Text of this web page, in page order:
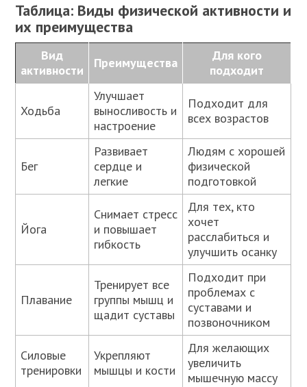
Таблица: Виды физической активности и
их преимущества
Вид
активности
Преимущества
Для кого
подходит
Ходьба
Улучшает
выносливость и
настроение
Подходит для
всех возрастов
Бег
Развивает
сердце и
легкие
Людям с хорошей
физической
подготовкой
Йога
Снимает стресс
и повышает
гибкость
Для тех, кто
хочет
расслабиться и
улучшить осанку
Плавание
Тренирует все
группы мышц и
щадит суставы
Подходит при
проблемах с
суставами и
позвоночником
Силовые
тренировки
Укрепляют
мышцы и кости
Для желающих
увеличить
мышечную массу